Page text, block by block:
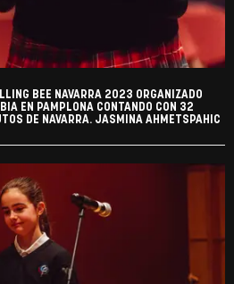
BEE NAVARRA 2023 ORGANIZADO
EN PAMPLONA CONTANDO CON 32
DE NAVARRA. JASMINA AHMETSPAHIC